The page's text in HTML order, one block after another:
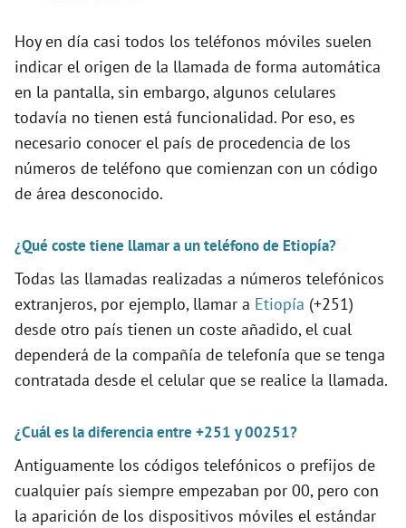
y
V
i
e
o
Hoy en día casi todos los teléfonos móviles suelen
indicar el origen de la llamada de forma automática
en la pantalla, sin embargo, algunos celulares
todavía no tienen está funcionalidad. Por eso, es
necesario conocer el país de procedencia de los
números de teléfono que comienzan con un código
de área desconocido.
¿Qué coste tiene llamar a un teléfono de Etiopía?
Todas las llamadas realizadas a números telefónicos
extranjeros, por ejemplo, llamar a Etiopía (+251)
desde otro país tienen un coste añadido, el cual
dependerá de la compañía de telefonía que se tenga
contratada desde el celular que se realice la llamada.
¿Cuál es la diferencia entre +251 y 00251?
Antiguamente los códigos telefónicos o prefijos de
cualquier país siempre empezaban por 00, pero con
la aparición de los dispositivos móviles el estándar